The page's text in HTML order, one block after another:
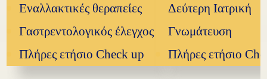
Εναλλακτικές θεραπείες
Γαστρεντολογικός έλεγχος
Πλήρες ετήσιο Check up
Δεύτερη Ιατρική
Γνωμάτευση
Πλήρες ετήσιο